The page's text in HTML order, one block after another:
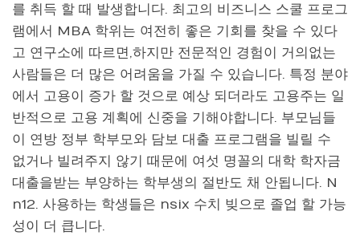
를 취득 할 때 발생합니다. 최고의 비즈니스 스쿨 프로그
램에서 MBA 학위는 여전히 좋은 기회를 찾을 수 있다
고 연구소에 따르면,하지만 전문적인 경험이 거의없는
사람들은 더 많은 어려움을 가질 수 있습니다. 특정 분야
에서 고용이 증가 할 것으로 예상 되더라도 고용주는 일
반적으로 고용 계획에 신중을 기해야합니다. 부모님들
이 연방 정부 학부모와 담보 대출 프로그램을 빌릴 수
없거나 빌려주지 않기 때문에 여섯 명꼴의 대학 학자금
대출을받는 부양하는 학부생의 절반도 채 안됩니다. N
n12. 사용하는 학생들은 nsix 수치 빚으로 졸업 할 가능
성이 더 큽니다.